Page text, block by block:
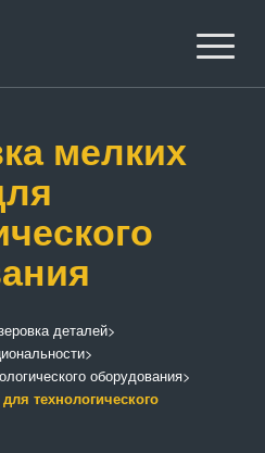
мелких
деталей>
>
оборудования>
технологического